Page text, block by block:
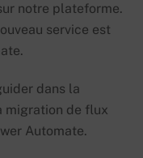
notre plateforme.
service est
dans la
migration de flux
Automate.